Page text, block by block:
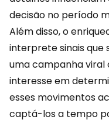
decisão no período
Além disso, o
interprete sinais que
umacampanha viral
interesse em
esses movimentos
captá-los a tempo